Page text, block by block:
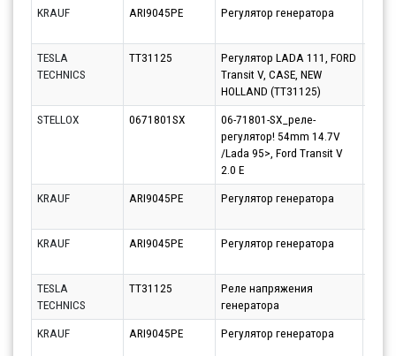
KRAUF ARI9045PE Регулятор генератора
TESLA
TECHNICS
TT31125
Регулятор LADA 111, FORD
Transit V, CASE, NEW
HOLLAND (TT31125)
STELLOX 0671801SX
06-71801-SX_реле-
регулятор! 54mm 14.7V
/Lada 95>, Ford Transit V
2.0 E
KRAUF ARI9045PE Регулятор генератора
KRAUF
ARI9045PE Регулятор генератора
TESLA
TECHNICS
TT31125
Реле напряжения
генератора
KRAUF
ARI9045PE Регулятор генератора